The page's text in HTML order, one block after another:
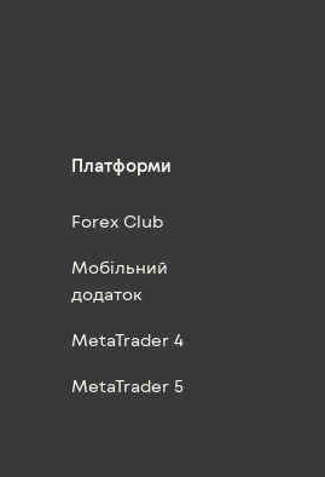
Платформи
Forex Club
Мобільний
додаток
MetaTrader 4
MetaTrader 5